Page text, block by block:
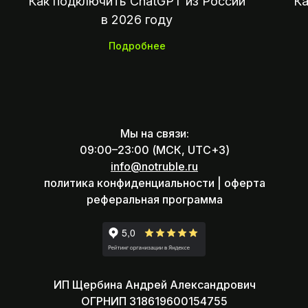
в 2026 году
Подробнее
Мы на связи:
09:00–23:00 (МСК, UTC+3)
info@notruble.ru
политика конфиденциальности |
оферта
реферальная программа
ИП Щербина Андрей Александрович
ОГРНИП 318619600154755